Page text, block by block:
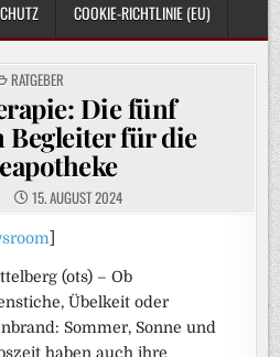
COOKIE-RICHTLINIE (EU)
POSTED
IN
RATGEBER
Die fünf
für die
15. AUGUST 2024
(ots) – Ob
Übelkeit oder
Sommer, Sonne und
haben auch ihre